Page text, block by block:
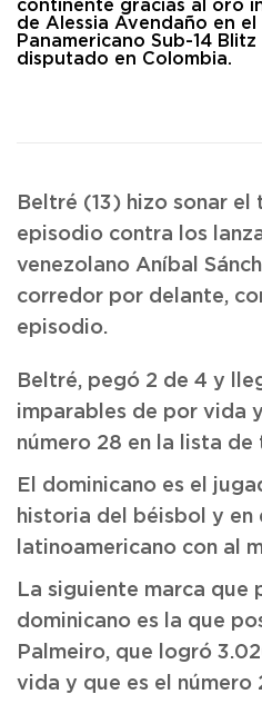
Beltré (13) hizo sonar
episodio contra los
venezolano Aníbal
corredor por delante,
episodio.
Beltré, pegó 2 de 4 y
imparables de por vida
número 28 en la lista
El dominicano es el
historia del béisbol y en
latinoamericano con al
La siguiente marca que
dominicano es la que
Palmeiro, que logró
vida y que es el número